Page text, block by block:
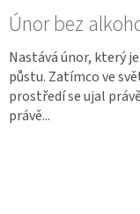
Únor bez
Nastává únor, který
půstu. Zatímco ve
prostředí se ujal
právě...